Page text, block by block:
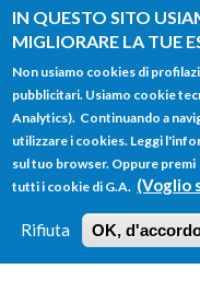
IN QUESTO SITO
MIGLIORARE LA TUE
Non usiamo cookies di
pubblicitari. Usiamo cookie
Analytics). Continuando a
utilizzare i cookies. Leggi
sul tuo browser. Oppure
tutti i cookie di G.A. (Voglio
Rifiuta OK,
Salta al contenuto
FORM
DI
RICERCA
Main menu
HOME TUTTI I
LOGIN